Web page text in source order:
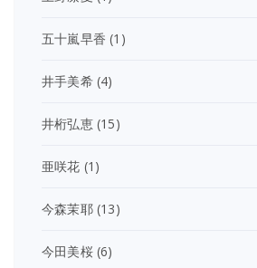
五十嵐早香 (1)
井手美希(4)
井桁弘恵(15)
亜咲花 (1)
今森茉耶(13)
今田美桜(6)